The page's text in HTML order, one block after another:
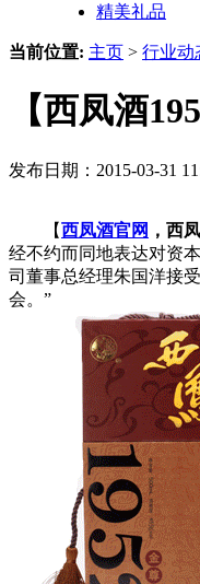
精美礼品
当前位置: 主页 > 行业动
【西凤酒
发布日期：2015-03-31
【西凤酒官网 ，西
经不约而同地表达对资
司董事总经理朱国洋接
会。”